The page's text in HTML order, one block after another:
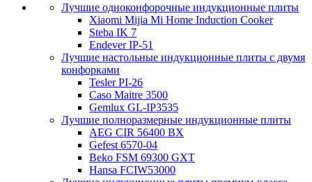
Лучшие одноконфорочные индукционные плиты
Xiaomi Mijia Mi Home Induction Cooker
Steba IK 7
Endever IP-51
Лучшие настольные индукционные плиты с двумя
конфорками
Tesler PI-26
Caso Maitre 3500
Gemlux GL-IP3535
Лучшие полноразмерные индукционные плиты
AEG CIR 56400 BX
Gefest 6570-04
Beko FSM 69300 GXT
Hansa FCIW53000